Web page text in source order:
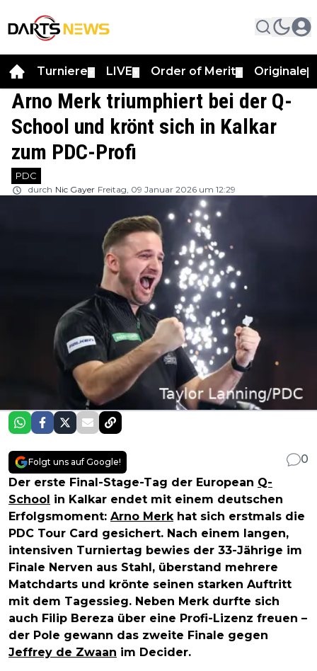
Turniere LIVE Order of Merit Originale
Arno Merk triumphiert bei der Q-
School und krönt sich in Kalkar
zum PDC-Profi
PDC
durch Nic Gayer Freitag, 09 Januar 2026 um 12:29
Folgt uns auf Google!
0
Der erste Final-Stage-Tag der European Q-
School in Kalkar endet mit einem deutschen
Erfolgsmoment: Arno Merkhat sich erstmals die
PDC Tour Card gesichert. Nach einem langen,
intensiven Turniertag bewies der 33-Jährige im
Finale Nerven aus Stahl, überstand mehrere
Matchdarts und krönte seinen starken Auftritt
mit dem Tagessieg. Neben Merk durfte sich
auch Filip Bereza über eine Profi-Lizenz freuen –
der Pole gewann das zweite Finale gegen
Jeffrey de Zwaan im Decider.